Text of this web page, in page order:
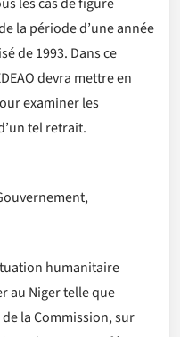
la période d’une année
de 1993. Dans ce
devra mettre en
examiner les
tel retrait.
humanitaire
au Niger telle que
la Commission, sur